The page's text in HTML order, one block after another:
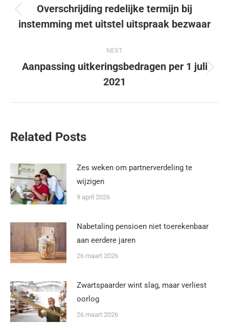
Overschrijding redelijke termijn bij
instemming met uitstel uitspraak bezwaar
NEXT
Aanpassing uitkeringsbedragen per 1 juli
2021
Related Posts
Zes weken om partnerverdeling te
wijzigen
9 april 2026
Nabetaling pensioen niet toerekenbaar
aan eerdere jaren
26 maart 2026
Zwartspaarder wint slag, maar verliest
oorlog
26 maart 2026